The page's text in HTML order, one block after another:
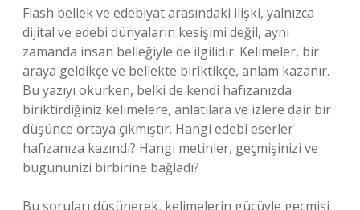
Flash bellek ve edebiyat arasındaki ilişki, yalnızca
dijital ve edebi dünyaların kesişimi değil, aynı
zamanda insan belleğiyle de ilgilidir. Kelimeler, bir
araya geldikçe ve bellekte biriktikçe, anlam kazanır.
Bu yazıyı okurken, belki de kendi hafızanızda
biriktirdiğiniz kelimelere, anlatılara ve izlere dair bir
düşünce ortaya çıkmıştır. Hangi edebi eserler
hafızanıza kazındı? Hangi metinler, geçmişinizi ve
bugününizi birbirine bağladı?
Bu soruları düşünerek, kelimelerin gücüyle geçmişi